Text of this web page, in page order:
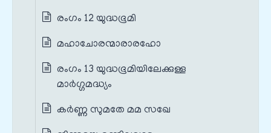
രംഗം 12 യുദ്ധഭൂമി
മഹാചോരന്മാരാരഹോ
രംഗം 13 യുദ്ധഭൂമിയിലേക്കുള്ള
മാർഗ്ഗമദ്ധ്യം
കർണ്ണ സുമതേ മമ സഖേ